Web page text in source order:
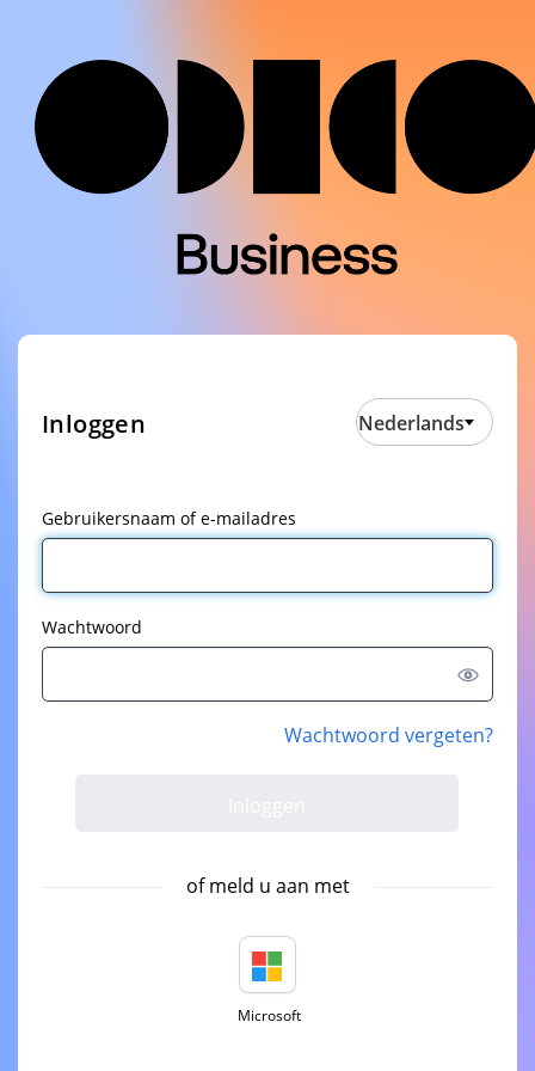
Inloggen Nederlands
Gebruikersnaam of e-mailadres
Wachtwoord
Wachtwoord vergeten?
of meld u aan met
Microsoft